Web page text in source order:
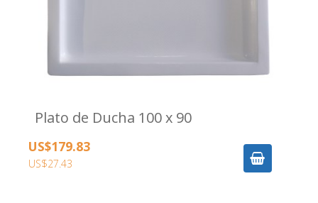
Plato de Ducha 100 x 90
US$179.83
US$27.43